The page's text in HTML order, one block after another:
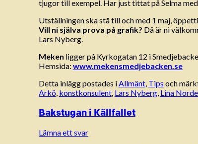
tjugor till exempel. Har just tittat på Selma
Utställningen ska stå till och med 1 maj,
Vill ni själva prova på grafik? Då är ni
Lars Nyberg.
Meken ligger på Kyrkogatan 12 i
Hemsida: www.mekensmedjebacken.se
Detta inlägg postades iAllmänt, Tips och
Arkö, konstkonsulent, Lars Nyberg, Lina
Bakstugan i Källfallet
Lämna ett svar